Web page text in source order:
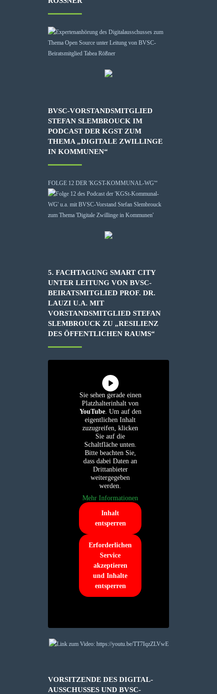
BVSC-VORSTANDSMITGLIED
STEFAN SLEMBROUCK IM
PODCAST DER KGST ZUM
THEMA „DIGITALE ZWILLINGE
IN KOMMUNEN“
FOLGE 12 DER 'KGST-KOMMUNAL-WG'“
5. FACHTAGUNG SMART CITY
UNTER LEITUNG VON BVSC-
BEIRATSMITGLIED PROF. DR.
LAUZI U.A. MIT
VORSTANDSMITGLIED STEFAN
SLEMBROUCK ZU „RESILIENZ
DES ÖFFENTLICHEN RAUMS“
Sie sehen gerade einen
Platzhalterinhalt von
YouTube. Um auf den
eigentlichen Inhalt
zuzugreifen, klicken
Sie auf die
Schaltfläche unten.
Bitte beachten Sie,
dass dabei Daten an
Drittanbieter
weitergegeben
werden.
Mehr Informationen
Inhalt
entsperren
Erforderlichen
Service
akzeptieren
und Inhalte
entsperren
VORSITZENDE DES DIGITAL-
AUSSCHUSSES UND BVSC-